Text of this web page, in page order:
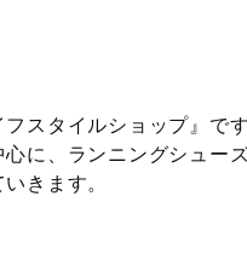
スタイルショップ』です
に、ランニングシュー
きます。